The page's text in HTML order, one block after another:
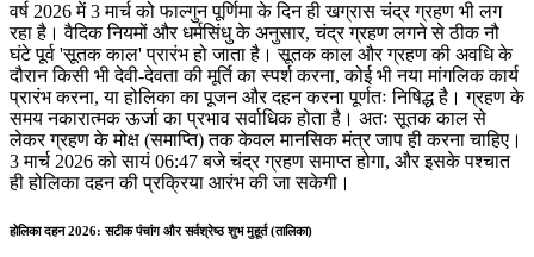
वर्ष 2026 में 3 मार्च को फाल्गुन पूर्णिमा के दिन ही खग्रास चंद्र ग्रहण भी लग
रहा है। वैदिक नियमों और धर्मसिंधु के अनुसार, चंद्र ग्रहण लगने से ठीक नौ
घंटे पूर्व 'सूतक काल' प्रारंभ हो जाता है। सूतक काल और ग्रहण की अवधि के
दौरान किसी भी देवी-देवता की मूर्ति का स्पर्श करना, कोई भी नया मांगलिक कार्य
प्रारंभ करना, या होलिका का पूजन और दहन करना पूर्णतः निषिद्ध है। ग्रहण के
समय नकारात्मक ऊर्जा का प्रभाव सर्वाधिक होता है। अतः सूतक काल से
लेकर ग्रहण के मोक्ष (समाप्ति) तक केवल मानसिक मंत्र जाप ही करना चाहिए।
3 मार्च 2026 को सायं 06:47 बजे चंद्र ग्रहण समाप्त होगा, और इसके पश्चात
ही होलिका दहन की प्रक्रिया आरंभ की जा सकेगी।
होलिका दहन 2026: सटीक पंचांग और सर्वश्रेष्ठ शुभ मुहूर्त (तालिका)